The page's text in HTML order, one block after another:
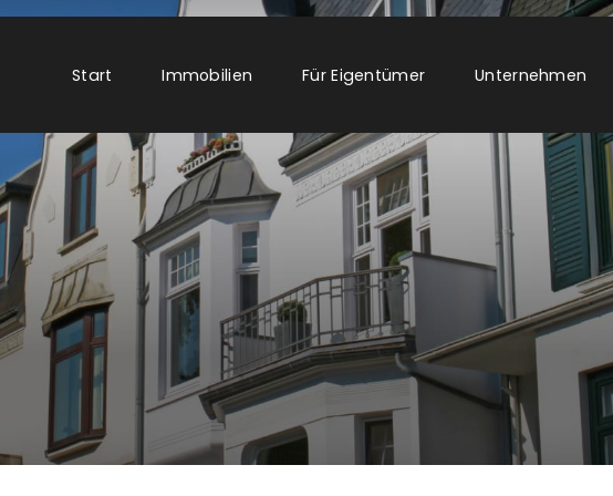
Start Immobilien Für Eigentümer Unternehmen